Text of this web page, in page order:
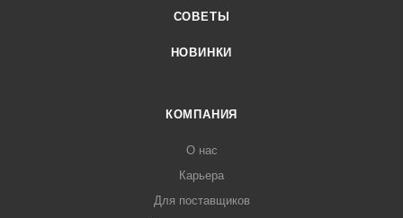
СОВЕТЫ
НОВИНКИ
КОМПАНИЯ
О нас
Карьера
Для поставщиков